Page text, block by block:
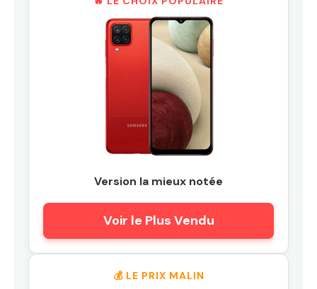
Version la mieux notée
Voir le Plus Vendu
💰 LE PRIX MALIN